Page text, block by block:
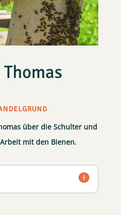
über die Schulter und
mit den Bienen.